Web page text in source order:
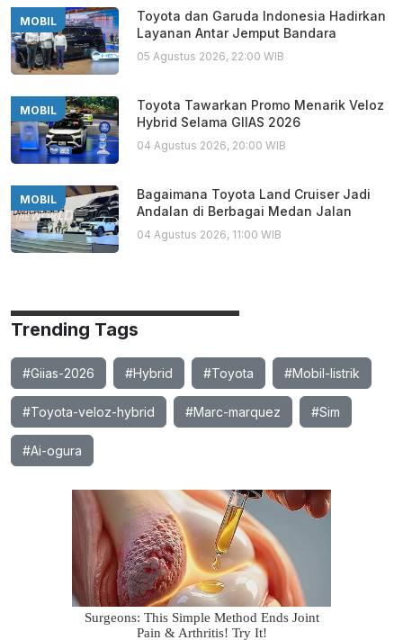
MOBIL
Toyota dan Garuda Indonesia Hadirkan
Layanan Antar Jemput Bandara
05 Agustus 2026, 22:00 WIB
MOBIL
Toyota Tawarkan Promo Menarik Veloz
Hybrid Selama GIIAS 2026
04 Agustus 2026, 20:00 WIB
MOBIL
Bagaimana Toyota Land Cruiser Jadi
Andalan di Berbagai Medan Jalan
04 Agustus 2026, 11:00 WIB
Trending Tags
#Giias-2026 #Hybrid #Toyota #Mobil-listrik
#Toyota-veloz-hybrid #Marc-marquez #Sim
#Ai-ogura